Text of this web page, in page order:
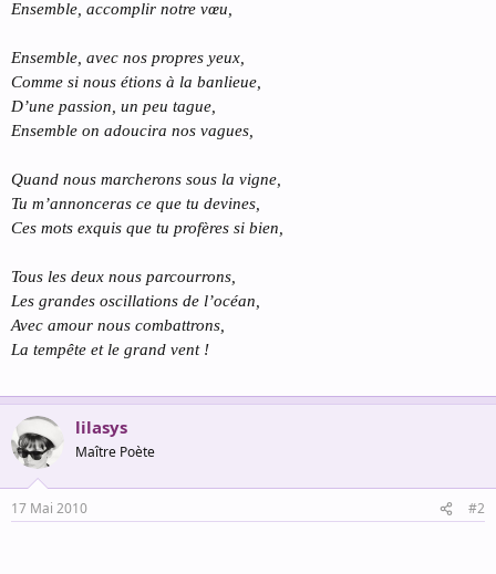
Ensemble, accomplir notre vœu,
Ensemble, avec nos propres yeux,
Comme si nous étions à la banlieue,
D’une passion, un peu tague,
Ensemble on adoucira nos vagues,
Quand nous marcherons sous la vigne,
Tu m’annonceras ce que tu devines,
Ces mots exquis que tu profères si bien,
Tous les deux nous parcourrons,
Les grandes oscillations de l’océan,
Avec amour nous combattrons,
La tempête et le grand vent !
lilasys
Maître Poète
17 Mai 2010 #2